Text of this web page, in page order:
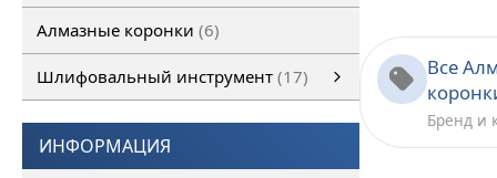
Алмазные коронки 6
Шлифовальный инструмент 17
ИНФОРМАЦИЯ
Все
Бренд и